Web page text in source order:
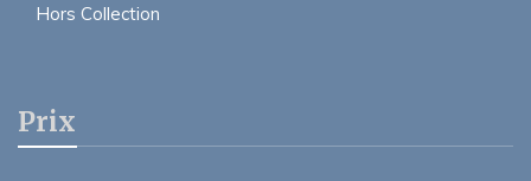
Hors Collection
Prix